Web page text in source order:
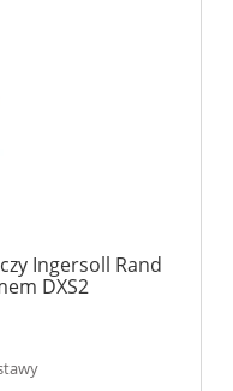
Ingersoll Rand
DXS2